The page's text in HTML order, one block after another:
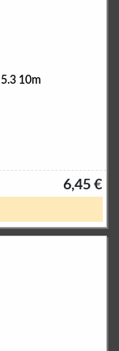
10m
6,45 €